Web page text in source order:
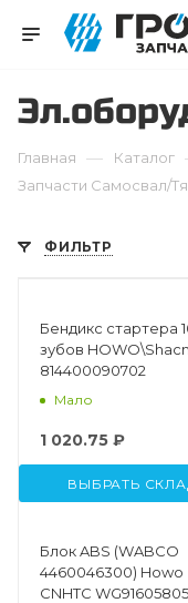
Главная — Каталог
Запчасти Самосвал/
ФИЛЬТР
Бендикс стартера
зубов
814400090702
Мало
1 020.75 ₽
ВЫБРАТЬ
Блок ABS (WABCO
4460046300) Howo
CNHTC